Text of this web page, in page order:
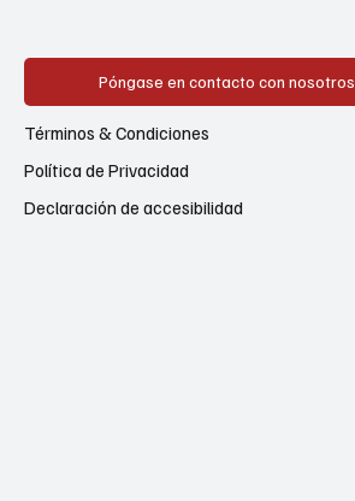
Póngase en contacto con nosotros
Política de Privacidad
Términos & Condiciones
Declaración de accesibilidad